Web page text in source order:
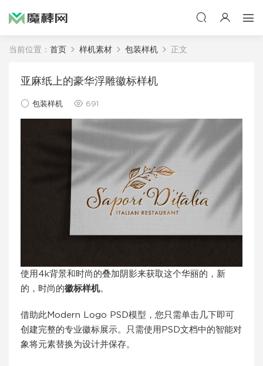
当前位置： 首页 样机素材 包装样机 正文
亚麻纸上的豪华浮雕徽标样机
包装样机 691
使用4k背景和时尚的叠加阴影来获取这个华丽的，新
的，时尚的徽标样机。
借助此Modern Logo PSD模型，您只需单击几下即可
创建完整的专业徽标展示。只需使用PSD文档中的智能对
象将元素替换为设计并保存。